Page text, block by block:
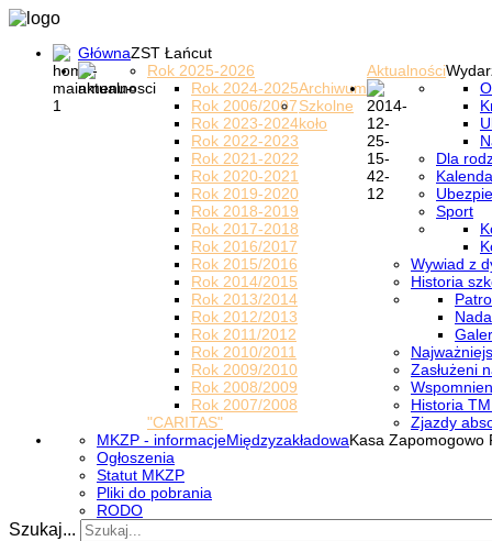
GłównaZST Łańcut
Aktualności
Rok 2025-2026
Archiwum
Rok 2024-2025
Rok 2006/2007
Rok 2023-2024
Rok 2022-2023
Rok 2021-2022
Rok 2020-2021
Rok 2019-2020
Rok 2018-2019
Rok 2017-2018
Rok 2016/2017
Rok 2015/2016
Rok 2014/2015
Rok 2013/2014
Rok 2012/2013
Rok 2011/2012
Rok 2010/2011
Rok 2009/2010
Rok 2008/2009
Rok 2007/2008
Szkolne
koło
"CARITAS"
Dla
Sport
Wywiad z
Historia
Zasłużeni
Historia
Zjazdy
MiędzyzakładowaKasa Zapomogowo
MKZP - informacje
Ogłoszenia
Statut MKZP
Pliki do pobrania
RODO
Szukaj...